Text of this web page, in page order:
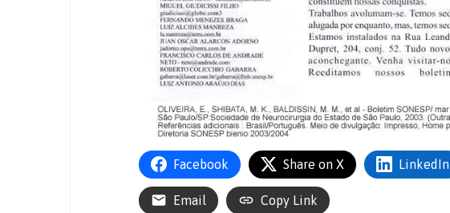
Facebook Share on X LinkedIn
Email Copy Link